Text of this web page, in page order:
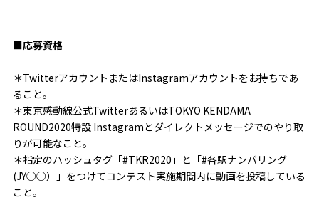
■応募資格
＊TwitterアカウントまたはInstagramアカウントをお持ちであ
ること。
＊東京感動線公式TwitterあるいはTOKYO KENDAMA
ROUND2020特設 Instagramとダイレクトメッセージでのやり取
りが可能なこと。
＊指定のハッシュタグ「#TKR2020」と「#各駅ナンバリング
(JY○○）」をつけてコンテスト実施期間内に動画を投稿している
こと。